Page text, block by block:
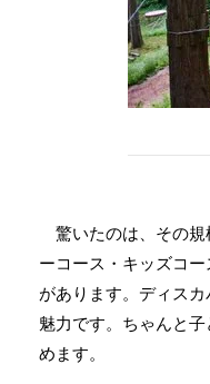
驚いたのは、その規
ーコース・キッズコ
があります。ディス
魅力です。ちゃんと
めます。